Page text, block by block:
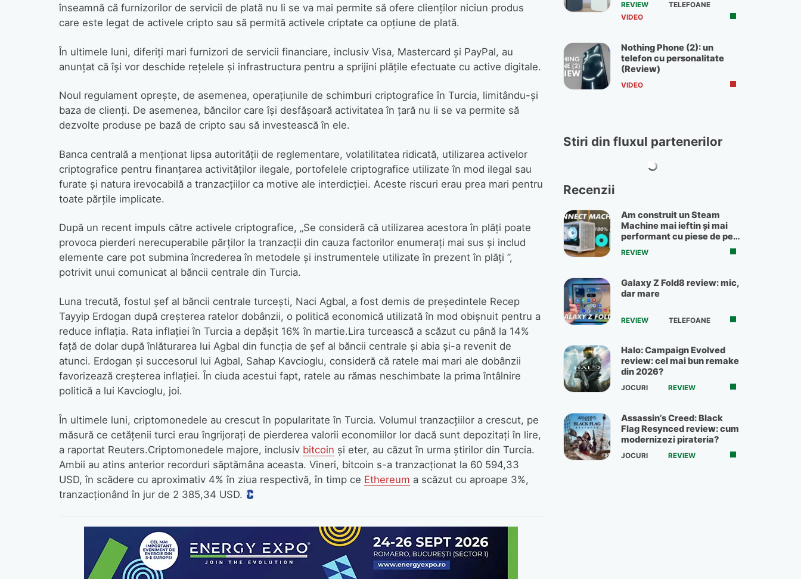
înseamnă că furnizorilor de servicii de plată nu li se va mai permite să ofere clienților niciun produs
care este legat de activele cripto sau să permită activele criptate ca opțiune de plată.
În ultimele luni, diferiți mari furnizori de servicii financiare, inclusiv Visa, Mastercard și PayPal, au
anunțat că își vor deschide rețelele și infrastructura pentru a sprijini plățile efectuate cu active digitale.
Noul regulament oprește, de asemenea, operațiunile de schimburi criptografice în Turcia, limitându-și
baza de clienți. De asemenea, băncilor care își desfășoară activitatea în țară nu li se va permite să
dezvolte produse pe bază de cripto sau să investească în ele.
Banca centrală a menționat lipsa autorității de reglementare, volatilitatea ridicată, utilizarea activelor
criptografice pentru finanțarea activităților ilegale, portofelele criptografice utilizate în mod ilegal sau
furate și natura irevocabilă a tranzacțiilor ca motive ale interdicției. Aceste riscuri erau prea mari pentru
toate părțile implicate.
După un recent impuls către activele criptografice, „Se consideră că utilizarea acestora în plăți poate
provoca pierderi nerecuperabile părților la tranzacții din cauza factorilor enumerați mai sus și includ
elemente care pot submina încrederea în metodele și instrumentele utilizate în prezent în plăți ”,
potrivit unui comunicat al băncii centrale din Turcia.
Luna trecută, fostul șef al băncii centrale turcești, Naci Agbal, a fost demis de președintele Recep
Tayyip Erdogan după creșterea ratelor dobânzii, o politică economică utilizată în mod obișnuit pentru a
reduce inflația. Rata inflației în Turcia a depășit 16% în martie.Lira turcească a scăzut cu până la 14%
față de dolar după înlăturarea lui Agbal din funcția de șef al băncii centrale și abia și-a revenit de
atunci. Erdogan și succesorul lui Agbal, Sahap Kavcioglu, consideră că ratele mai mari ale dobânzii
favorizează creșterea inflației. În ciuda acestui fapt, ratele au rămas neschimbate la prima întâlnire
politică a lui Kavcioglu, joi.
În ultimele luni, criptomonedele au crescut în popularitate în Turcia. Volumul tranzacțiilor a crescut, pe
măsură ce cetățenii turci erau îngrijorați de pierderea valorii economiilor lor dacă sunt depozitați în lire,
a raportat Reuters.Criptomonedele majore, inclusiv bitcoin și eter, au căzut în urma știrilor din Turcia.
Ambii au atins anterior recorduri săptămâna aceasta. Vineri, bitcoin s-a tranzacționat la 60 594,33
USD, în scădere cu aproximativ 4% în ziua respectivă, în timp ce Ethereum a scăzut cu aproape 3%,
tranzacționând în jur de 2 385,34 USD.
REVIEW
TELEFOANE
VIDEO
Nothing Phone (2): un
telefon cu personalitate
(Review)
VIDEO
Stiri din fluxul partenerilor
Recenzii
Am construit un Steam
Machine mai ieftin și mai
performant cu piese de pe
OLX
REVIEW
Galaxy Z Fold8 review: mic,
dar mare
REVIEW TELEFOANE
Halo: Campaign Evolved
review: cel mai bun remake
din 2026?
JOCURI REVIEW
Assassin’s Creed: Black
Flag Resynced review: cum
modernizezi pirateria?
JOCURI REVIEW